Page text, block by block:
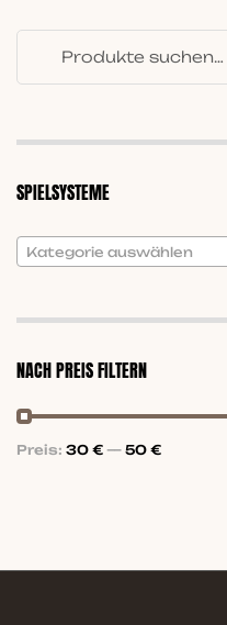
SPIELSYSTEME
Kategorie auswählen
NACH PREIS FILTERN
Preis: 30 € — 50 €